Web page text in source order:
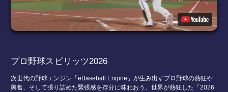
プロ野球スピリッツ2026
次世代の野球エンジン「eBaseball Engine」が生み出すプロ野球の熱狂や
興奮、そして張り詰めた緊張感を存分に味わおう。世界が熱狂した「2026